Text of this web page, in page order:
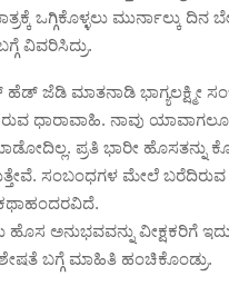
ಒಗ್ಗಿಕೊಳ್ಳಲು ಮುರ್ನಾಲ್ಕು ದಿನ
ವಿವರಿಸಿದ್ರು.
ಹೆಡ್ ಜೆಡಿ ಮಾತನಾಡಿ ಭಾಗ್ಯಲಕ್ಷ್ಮೀ
ಧಾರಾವಾಹಿ. ನಾವು
ಪ್ರತಿ ಭಾರೀ ಹೊಸತನ್ನು
ಸಂಬಂಧಗಳ ಮೇಲೆ
ಅನುಭವವನ್ನು ವೀಕ್ಷಕರಿಗೆ
ಬಗ್ಗೆ ಮಾಹಿತಿ ಹಂಚಿಕೊಂಡ್ರು.